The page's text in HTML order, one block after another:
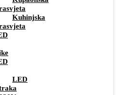
Kuhinjska
LED